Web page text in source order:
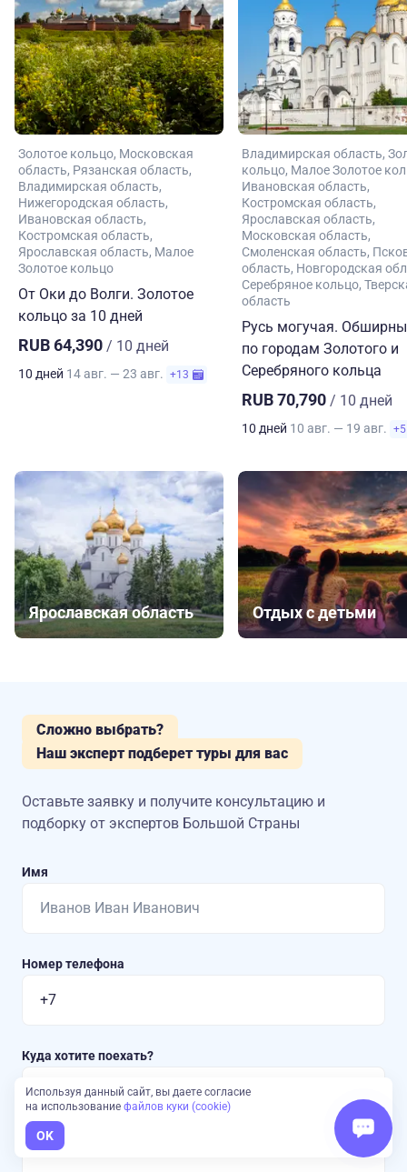
Золотое кольцо Московская
область Рязанская область
Владимирская область
Нижегородская область
Ивановская область
Костромская область
Ярославская область Малое
Золотое кольцо
От Оки до Волги. Золотое
кольцо за 10 дней
RUB 64,390 / 10 дней
10 дней 14 авг. — 23 авг. +13
Владимирская область
кольцо Малое Золотое
Ивановская область
Костромская область
Ярославская область
Московская область
Смоленская область
область Новгородская
Серебряное кольцо
область
Русь могучая.
по городам Золотого и
Серебряного кольца
RUB 70,790 / 10 дней
10 дней 10 авг. — 19 авг. +5
Ярославская область Отдых с детьми
Сложно выбрать?
Наш эксперт подберет туры для вас
Оставьте заявку и получите консультацию и
подборку от экспертов Большой Страны
Имя
Номер телефона
Куда хотите поехать?
Используя данный сайт, вы даете согласие
на использование файлов куки (cookie)
OK